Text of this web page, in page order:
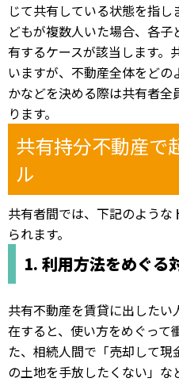
じて共有している状態を指
どもが複数人いた場合、各
有するケースが該当します。
いますが、不動産全体をど
かなどを決める際は共有者
ります。
共有持分不動産で
ル
共有者間では、下記のよう
られます。
1. 利用方法をめぐる
共有不動産を賃貸に出した
在すると、使い方をめぐって
た、相続人間で「売却して
の土地を手放したくない」